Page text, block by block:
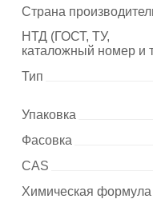
Страна
НТД (ГОСТ, ТУ,
каталожный номер и
Тип
Упаковка
Фасовка
CAS
Химическая формула